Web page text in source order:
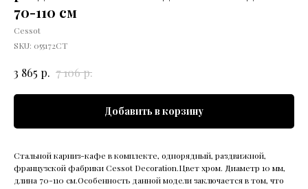
70-110 см
Cessot
SKU: 055172CT
3 865 р. 7 106р.
Добавить в корзину
Стальной карниз-кафе в комплекте, однорядный, раздвижной,
французской фабрики Cessot Decoration.Цвет хром. Диаметр 10 мм,
длина 70-110 см.Особенность данной модели заключается в том, что